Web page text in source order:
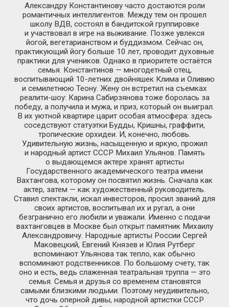
Александру Константинову часто достаются роли
романтичных интеллигентов. Между тем он прошел
школу ВДВ, состоял в бандитской группировке
и участвовал в игре на выживание. Позже увлекся
йогой, вегетарианством и буддизмом. Сейчас он,
практикующий йогу больше 10 лет, проводит духовные
практики для учеников. Однако в приоритете остаётся
семья. Константинов — многодетный отец,
воспитывающий 10-летних двойняшек Клима и Оливию
и семилетнюю Теону. Жену он встретил на съемках
реалити-шоу: Карина Сабирзянова тоже боролась за
победу, а получила и мужа, и приз, который он выиграл.
В их уютной квартире царит особая атмосфера: здесь
соседствуют статуэтки Будды, Кришны, граффити,
тропические орхидеи. И, конечно, любовь.
Удивительную жизнь, насыщенную и яркую, прожил
и народный артист СССР Михаил Ульянов. Память
о выдающемся актере хранят артисты
Государственного академического театра имени
Вахтангова, которому он посвятил жизнь. Сначала как
актер, затем — как художественный руководитель.
Ставил спектакли, искал инвесторов, просил званий для
своих артистов, воспитывал их и ругал, а они
безгранично его любили и уважали. Именно с подачи
вахтанговцев в Москве был открыт памятник Михаилу
Александровичу. Народные артисты России Сергей
Маковецкий, Евгений Князев и Юлия Рутберг
вспоминают Ульянова так тепло, как обычно
вспоминают родственников. По большому счету, так
оно и есть, ведь слаженная театральная труппа — это
семья. Семья и друзья со временем становятся
самыми близкими людьми. Поэтому неудивительно,
что дочь оперной дивы, народной артистки СССР